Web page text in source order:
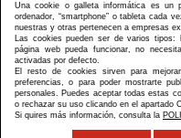
Política privacidad
Política de cookies
Una cookie o galleta informática es un
ordenador, “smartphone” o tableta cada
nuestras y otras pertenecen a empresas
Las cookies pueden ser de varios tipos:
página web pueda funcionar, no
activadas por defecto.
El resto de cookies sirven para
preferencias, o para poder mostrarte
personales. Puedes aceptar todas estas
o rechazar su uso clicando en el apartado
Si quires más información, consulta la